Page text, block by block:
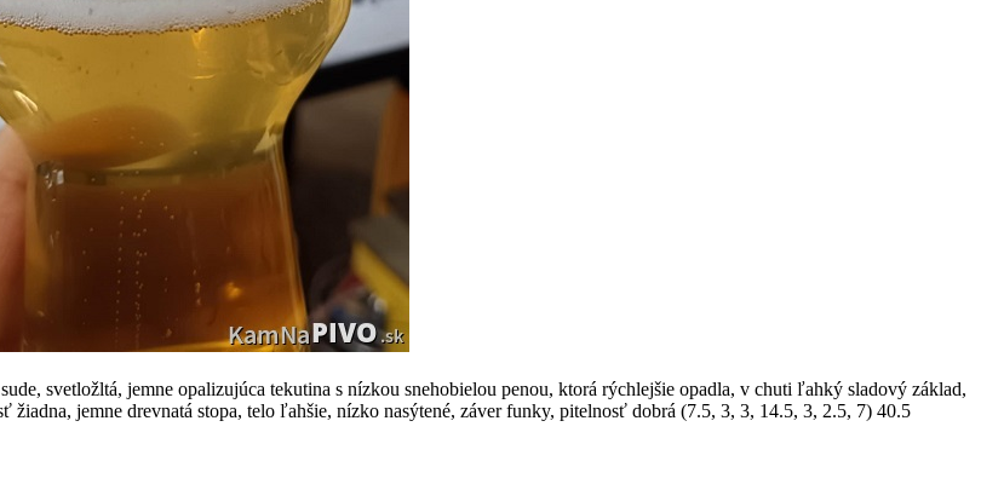
svetložltá, jemne opalizujúca tekutina s nízkou snehobielou penou, ktorá rýchlejšie opadla, v chuti ľahký sladový základ,
jemne drevnatá stopa, telo ľahšie, nízko nasýtené, záver funky, pitelnosť dobrá (7.5, 3, 3, 14.5, 3, 2.5, 7) 40.5